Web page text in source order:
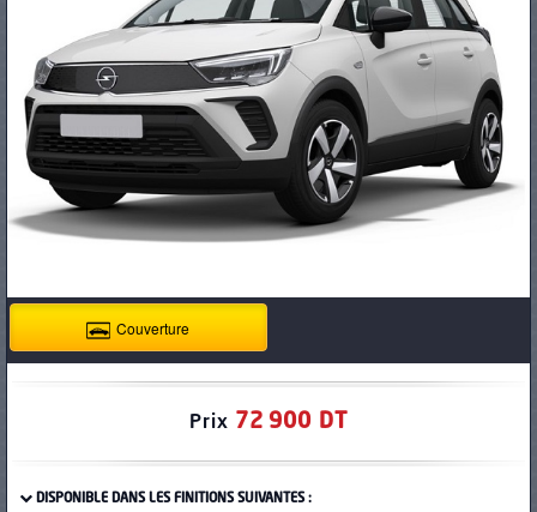
Couverture
Prix 72 900 DT
DISPONIBLE DANS LES FINITIONS SUIVANTES :
PNEUS